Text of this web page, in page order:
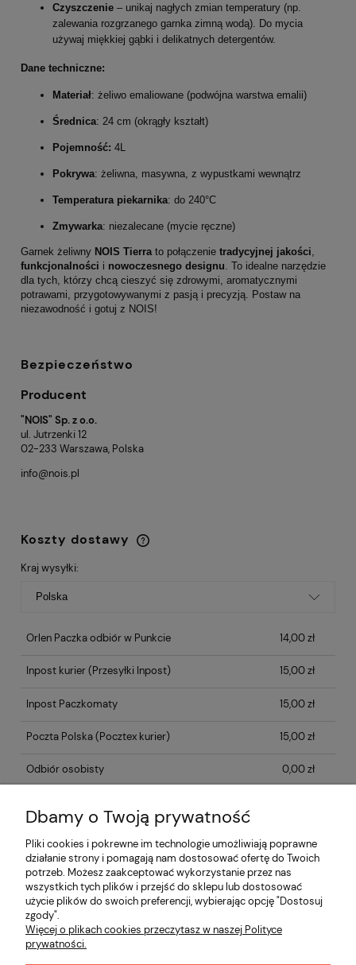
Czyszczenie – unikaj nagłych zmian temperatury (np.
zalewania rozgrzanego garnka zimną wodą). Do mycia
używaj miękkiej gąbki i delikatnych detergentów.
Dane techniczne:
Materiał: żeliwo emaliowane (podwójna warstwa emalii)
Średnica: 24 cm (okrągły kształt)
Pojemność: 4L
Pokrywa: żeliwna, masywna, z wypustkami wewnątrz
Temperatura piekarnika: do 240°C
Zmywarka: niezalecane (mycie ręczne)
Garnek żeliwny NOIS Tierrato połączenie tradycyjnej jakości,
funkcjonalności i nowoczesnego designu. To idealne narzędzie
dla tych, którzy chcą cieszyć się zdrowymi, aromatycznymi
potrawami, przygotowywanymi z pasją i precyzją. Postaw na
niezawodność i gotuj z NOIS!
Bezpieczeństwo
Producent
"NOIS" Sp. z o.o.
ul. Jutrzenki 12
02-233 Warszawa, Polska
info@nois.pl
Koszty dostawy
Cena nie zawiera ewentualnych kosztów
płatności
Kraj wysyłki:
Orlen Paczka odbiór w Punkcie 14,00 zł
Inpost kurier(Przesyłki Inpost) 15,00 zł
Inpost Paczkomaty 15,00 zł
Poczta Polska(Pocztex kurier) 15,00 zł
Odbiór osobisty 0,00 zł
Opinie o produkcie (0)
Informacje
Płatności i dostawa
Dbamy o Twoją prywatność
Pliki cookies i pokrewne im technologie umożliwiają poprawne
działanie strony i pomagają nam dostosować ofertę do Twoich
potrzeb. Możesz zaakceptować wykorzystanie przez nas
wszystkich tych plików i przejść do sklepu lub dostosować
użycie plików do swoich preferencji, wybierając opcję "Dostosuj
zgody".
Więcej o plikach cookies przeczytasz w naszej Polityce
prywatności.